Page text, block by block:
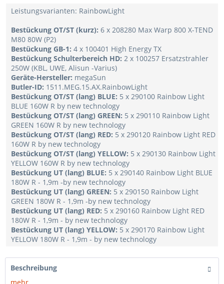
Leistungsvarianten: RainbowLight
Bestückung OT/ST (kurz): 6 x 208280 Max Warp 800 X-TEND
M80 80W (P2)
Bestückung GB-1: 4 x 100401 High Energy TX
Bestückung Schulterbereich HD: 2 x 100257 Ersatzstrahler
250W (KBL, UWE, Alisun -Varius)
Geräte-Hersteller: megaSun
Butler-ID: 1511.MEG.15.AX.RainbowLight
Bestückung OT/ST (lang) BLUE: 5 x 290100 Rainbow Light
BLUE 160W R by new technology
Bestückung OT/ST (lang) GREEN: 5 x 290110 Rainbow Light
GREEN 160W R by new technology
Bestückung OT/ST (lang) RED: 5 x 290120 Rainbow Light RED
160W R by new technology
Bestückung OT/ST (lang) YELLOW: 5 x 290130 Rainbow Light
YELLOW 160W R by new technology
Bestückung UT (lang) BLUE: 5 x 290140 Rainbow Light BLUE
180W R - 1,9m -by new technology
Bestückung UT (lang) GREEN: 5 x 290150 Rainbow Light
GREEN 180W R - 1,9m -by new technology
Bestückung UT (lang) RED: 5 x 290160 Rainbow Light RED
180W R - 1,9m - by new technology
Bestückung UT (lang) YELLOW: 5 x 290170 Rainbow Light
YELLOW 180W R - 1,9m - by new technology
Beschreibung